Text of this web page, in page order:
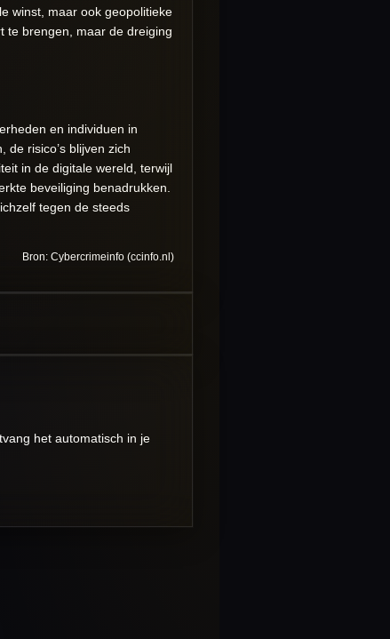
winst, maar ook geopolitieke
te brengen, maar de dreiging
en individuen in
risico’s blijven zich
in de digitale wereld, terwijl
beveiliging benadrukken.
tegen de steeds
Bron: Cybercrimeinfo (ccinfo.nl)
het automatisch in je